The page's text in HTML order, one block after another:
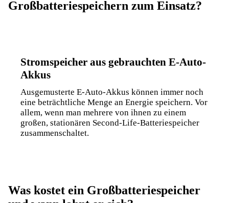
Großbatteriespeichern zum Einsatz?
Stromspeicher aus gebrauchten E-Auto-
Akkus
Ausgemusterte E-Auto-Akkus können immer noch
eine beträchtliche Menge an Energie speichern. Vor
allem, wenn man mehrere von ihnen zu einem
großen, stationären Second-Life-Batteriespeicher
zusammenschaltet.
Was kostet ein Großbatteriespeicher